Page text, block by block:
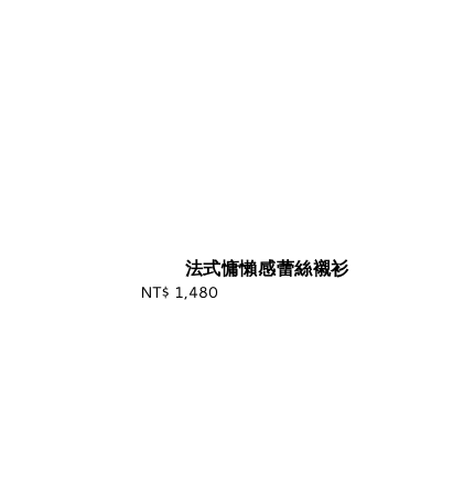
法式慵懶感蕾絲襯衫
Regular
NT$ 1,480